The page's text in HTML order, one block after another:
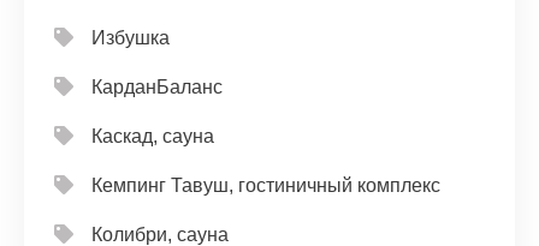
Избушка
КарданБаланс
Каскад, сауна
Кемпинг Тавуш, гостиничный комплекс
Колибри, сауна